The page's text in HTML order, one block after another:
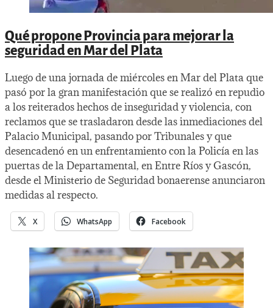
Qué propone Provincia para mejorar la
seguridad en Mar del Plata
Luego de una jornada de miércoles en Mar del Plata que
pasó por la gran manifestación que se realizó en repudio
a los reiterados hechos de inseguridad y violencia, con
reclamos que se trasladaron desde las inmediaciones del
Palacio Municipal, pasando por Tribunales y que
desencadenó en un enfrentamiento con la Policía en las
puertas de la Departamental, en Entre Ríos y Gascón,
desde el Ministerio de Seguridad bonaerense anunciaron
medidas al respecto.
X WhatsApp Facebook